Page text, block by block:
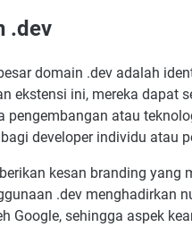
.dev
domain .dev adalah
ekstensi ini, mereka dapat
pengembangan atau
developer individu atau
kesan branding yang
.dev menghadirkan
Google, sehingga aspek